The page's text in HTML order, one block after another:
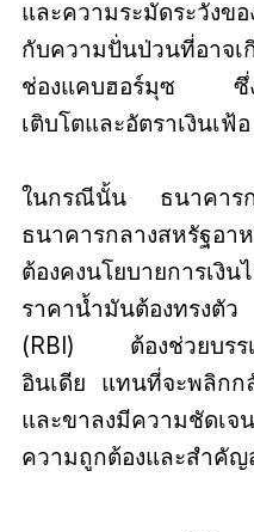
และความระมัดระวังข
กับความปั่นป่วนที่อาจเ
ช่องแคบฮอร์มุซ ซึ่งอ
เติบโตและอัตราเงินเฟ้อ
ในกรณีนั้น ธนาคา
ธนาคารกลางสหรัฐอา
ต้องคงนโยบายการเงิ
ราคาน้ำมันต้องทรงตั
(RBI) ต้องช่วยบรรเ
อินเดีย แทนที่จะพลิก
และขาลงมีความชัดเ
ความถูกต้องและสำคั